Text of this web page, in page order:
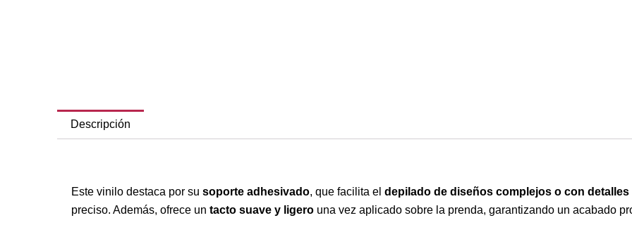
Descripción
Este vinilo destaca por su soporte adhesivado, que facilita el depilado de diseños complejos o con detalles
preciso. Además, ofrece un tacto suave y ligerouna vez aplicado sobre la prenda, garantizando un acabado